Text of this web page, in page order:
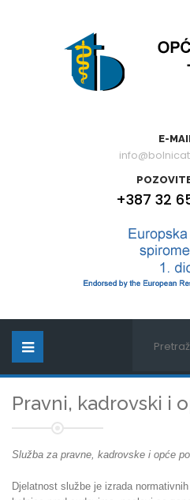
E-
+387 32
Pravni, kadrovski i
Služba za pravne, kadrovske i opće
Djelatnost službe je izrada